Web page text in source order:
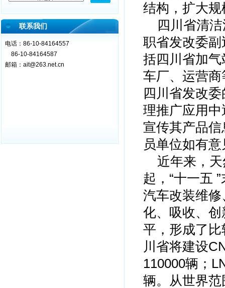
联系我们
电话：86-10-84164557
86-10-84164587
邮箱： ait@263.net.cn
结构，扩大规
四川省清洁
职省发改委
括四川省加
车厂、运营
四川省发改
理推广应用
宣传其产品
员单位如有
近年来，天
起，“十一五
汽车改装维
化、吸收、
平，形成了比
川省将建设
110000辆；
辆。从世界